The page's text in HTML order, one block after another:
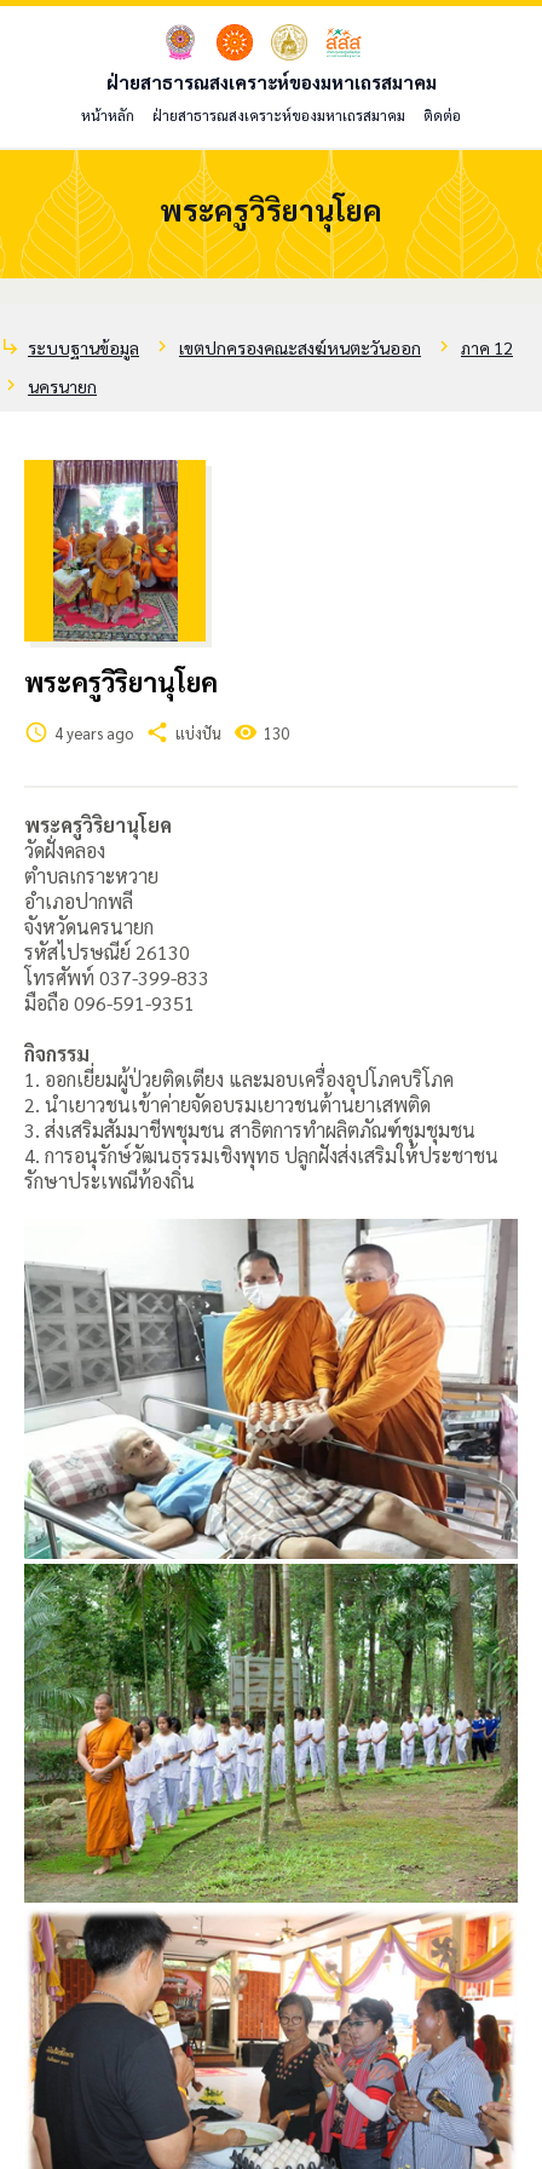
ฝ่ายสาธารณสงเคราะห์ของมหาเถรสมาคม
หน้าหลัก ฝ่ายสาธารณสงเคราะห์ของมหาเถรสมาคม ติดต่อ
พระครูวิริยานุโยค
subdirectory_arrow_right ระบบฐานข้อมูล chevron_right เขตปกครองคณะสงฆ์หนตะวันออก chevron_right
ภาค 12
chevron_right
นครนายก
พระครูวิริยานุโยค
schedule 4 years ago share แบ่งปัน visibility 130
พระครูวิริยานุโยค
วัดฝั่งคลอง
ตำบลเกราะหวาย
อำเภอปากพลี
จังหวัดนครนายก
รหัสไปรษณีย์ 26130
โทรศัพท์ 037-399-833
มือถือ 096-591-9351
กิจกรรม
1. ออกเยี่ยมผู้ป่วยติดเตียง และมอบเครื่องอุปโภคบริโภค
2. นำเยาวชนเข้าค่ายจัดอบรมเยาวชนต้านยาเสพติด
3. ส่งเสริมสัมมาชีพชุมชน สาธิตการทำผลิตภัณฑ์ชุมชุมชน
4. การอนุรักษ์วัฒนธรรมเชิงพุทธ ปลูกฝังส่งเสริมให้ประชาชน
รักษาประเพณีท้องถิ่น